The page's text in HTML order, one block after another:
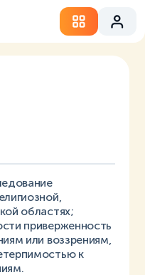
областях;
приверженность
или воззрениям,
к